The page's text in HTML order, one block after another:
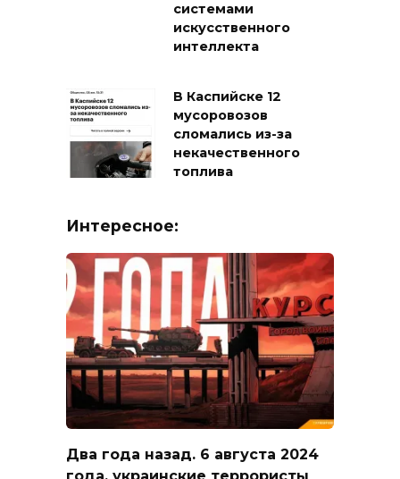
системами
искусственного
интеллекта
В Каспийске 12
мусоровозов
сломались из-за
некачественного
топлива
Интересное:
Два года назад. 6 августа 2024
года, украинские террористы